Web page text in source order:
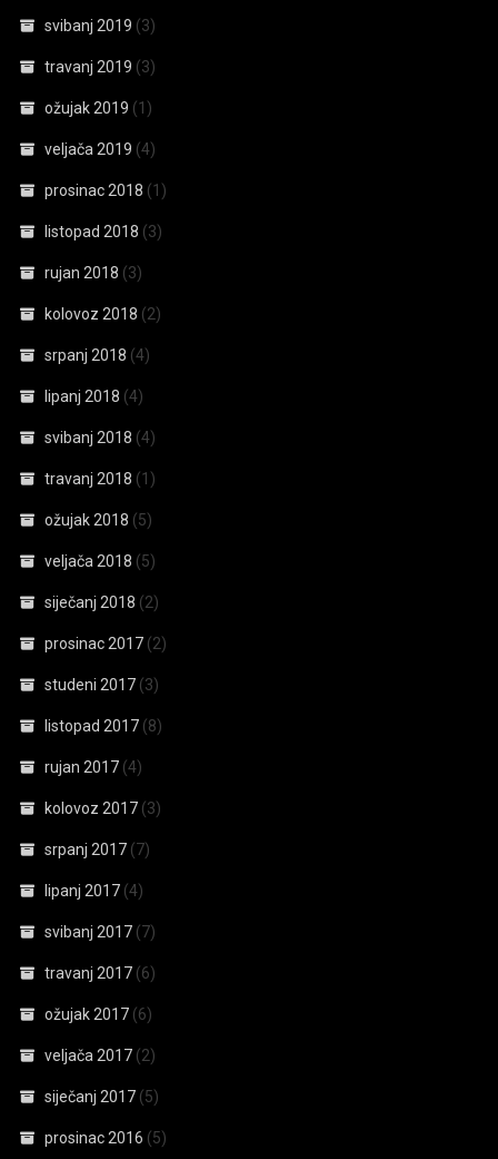
svibanj 2019 (3)
travanj 2019 (3)
ožujak 2019 (1)
veljača 2019 (4)
prosinac 2018 (1)
listopad 2018 (3)
rujan 2018 (3)
kolovoz 2018 (2)
srpanj 2018 (4)
lipanj 2018 (4)
svibanj 2018 (4)
travanj 2018 (1)
ožujak 2018 (5)
veljača 2018 (5)
siječanj 2018 (2)
prosinac 2017 (2)
studeni 2017 (3)
listopad 2017 (8)
rujan 2017 (4)
kolovoz 2017 (3)
srpanj 2017 (7)
lipanj 2017 (4)
svibanj 2017 (7)
travanj 2017 (6)
ožujak 2017 (6)
veljača 2017 (2)
siječanj 2017 (5)
prosinac 2016 (5)